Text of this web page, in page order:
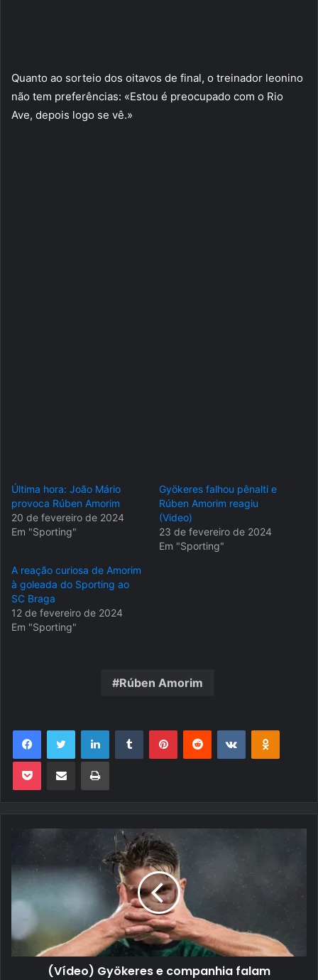
Quanto ao sorteio dos oitavos de final, o treinador leonino
não tem preferências: «Estou é preocupado com o Rio
Ave, depois logo se vê.»
Última hora: João Mário
provoca Rúben Amorim
20 de fevereiro de 2024
Em "Sporting"
Gyökeres falhou pênalti e
Rúben Amorim reagiu
(Video)
23 de fevereiro de 2024
Em "Sporting"
A reação curiosa de Amorim
à goleada do Sporting ao
SC Braga
12 de fevereiro de 2024
Em "Sporting"
Rúben Amorim
FacebookTwitter LinkedinTumblr PinterestReddit VK OK
Pocket Compartilhar via e-mail Imprimir
(Vídeo) Gyökeres e companhia falam